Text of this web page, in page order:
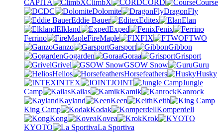
CAPITA
ClimbX CORD
Course
DC
Dolomite
DragonFly
Eddie Bauer
Editex
Elan
Elkland
Exped
Fenix
Ferrino
FireMaple FIX
FTWO
Ganzo
Garsport
Gibbon
Gogarden
Goraa
Grisport
Grivel
GSOW Snow
Guru
Helios
Horsefeathers
Husky
INTEX
JOINT
Jungle
Camp
Kailas Kamik
Kanrock
Kayland
Keen
Keith
King Camp
Kodak
Komperdell
Kong
Kovea
Krok
KYOTO
La Sportiva